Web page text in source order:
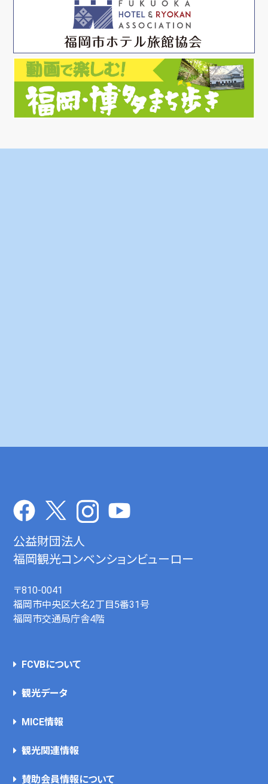
公益財団法人
福岡観光コンベンションビューロー
〒810-0041
福岡市中央区大名2丁目5番31号
福岡市交通局庁舎4階
FCVBについて
観光データ
MICE情報
観光関連情報
賛助会員情報について